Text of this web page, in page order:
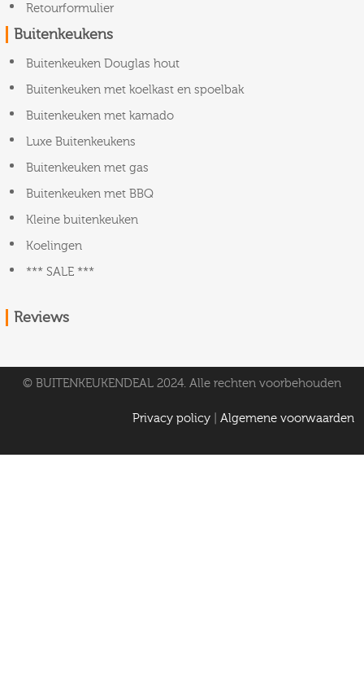
Retourformulier
Buitenkeukens
Buitenkeuken Douglas hout
Buitenkeuken met koelkast en spoelbak
Buitenkeuken met kamado
Luxe Buitenkeukens
Buitenkeuken met gas
Buitenkeuken met BBQ
Kleine buitenkeuken
Koelingen
*** SALE ***
Reviews
© BUITENKEUKENDEAL 2024. Alle rechten voorbehouden
Privacy policy Algemene voorwaarden